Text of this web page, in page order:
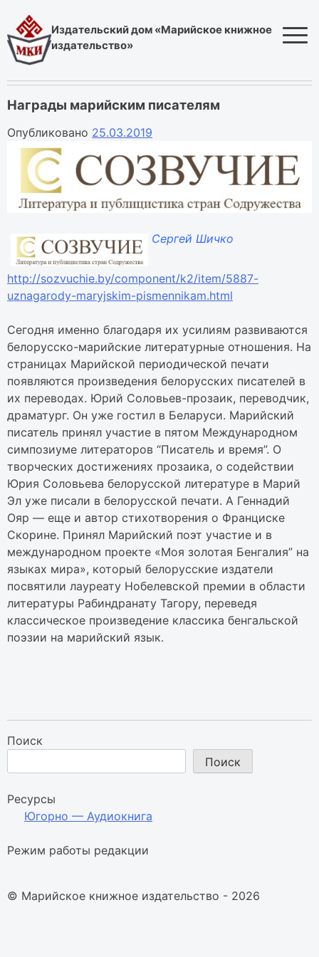
to
content
Издательский дом «Марийское книжное
издательство»
Награды марийским писателям
Опубликовано 25.03.2019
Сергей Шичко
http://sozvuchie.by/component/k2/item/5887-
uznagarody-maryjskim-pismennikam.html
Cегодня именно благодаря их усилиям развиваются
белорусско-марийские литературные отношения. На
страницах Марийской периодической печати
появляются произведения белорусских писателей в
их переводах. Юрий Соловьев-прозаик, переводчик,
драматург. Он уже гостил в Беларуси. Марийский
писатель принял участие в пятом Международном
симпозиуме литераторов “Писатель и время”. О
творческих достижениях прозаика, о содействии
Юрия Соловьева белорусской литературе в Марий
Эл уже писали в белорусской печати. А Геннадий
Ояр — еще и автор стихотворения о Франциске
Скорине. Принял Марийский поэт участие и в
международном проекте «Моя золотая Бенгалия” на
языках мира», который белорусские издатели
посвятили лауреату Нобелевской премии в области
литературы Рабиндранату Тагору, переведя
классическое произведение классика бенгальской
поэзии на марийский язык.
Поиск
Поиск
Ресурсы
Югорно — Аудиокнига
Режим работы редакции
© Марийское книжное издательство - 2026